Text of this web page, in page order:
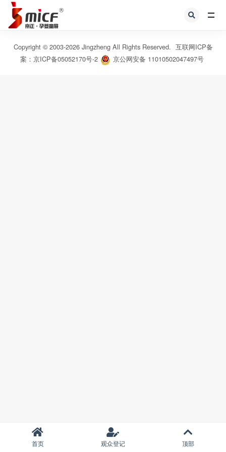
Copyright © 2003-2026Jingzheng All Rights Reserved. 互联网ICP备
案：京ICP备05052170号-2
京公网安备 11010502047497号
首页 观众登记 顶部
全部